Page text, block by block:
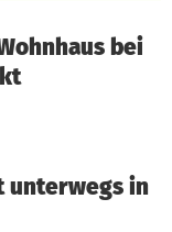
bei
unterwegs in